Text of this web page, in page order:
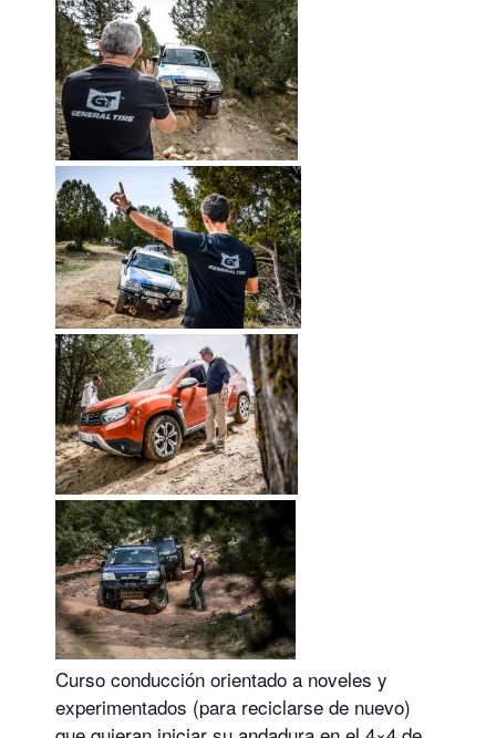
Curso conducción orientado a noveles y
experimentados (para reciclarse de nuevo)